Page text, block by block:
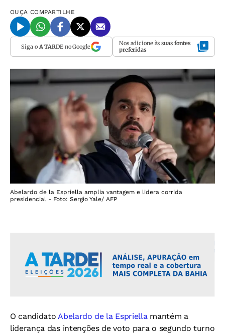
OUÇA COMPARTILHE
Siga o A TARDEno Google Nos adicione às suas fontes
preferidas
Abelardo de la Espriella amplia vantagem e lidera corrida
presidencial - Foto: Sergio Yale/ AFP
O candidatoAbelardo de la Espriellamantém a
liderança das intenções de voto para o segundo turno